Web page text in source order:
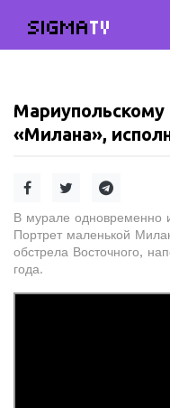
SIGMATV
«Милана»,
В мурале одновременно
Портрет маленькой
обстрела Восточного,
года.